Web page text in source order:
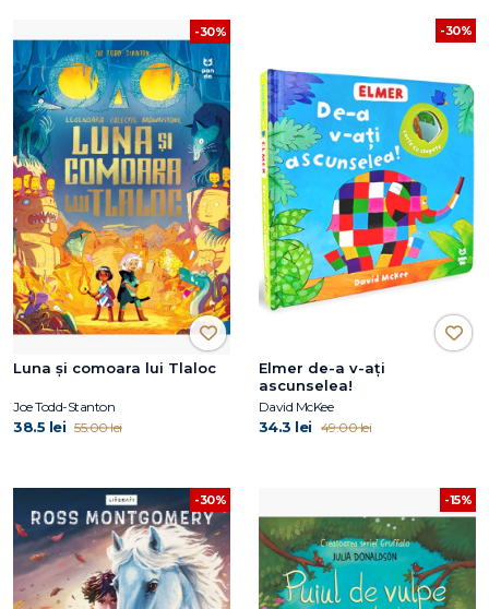
-30%
Luna și comoara lui Tlaloc
Joe Todd-Stanton
38.5 lei 55.00 lei
-30%
Elmer de-a v-ați
ascunselea!
David McKee
34.3 lei 49.00 lei
-30% -15%